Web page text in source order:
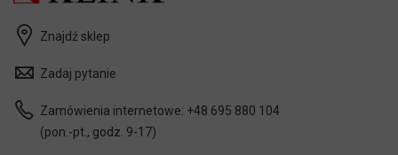
Znajdź sklep
Zadaj pytanie
Zamówienia internetowe: +48 695 880 104
(pon.-pt., godz. 9-17)